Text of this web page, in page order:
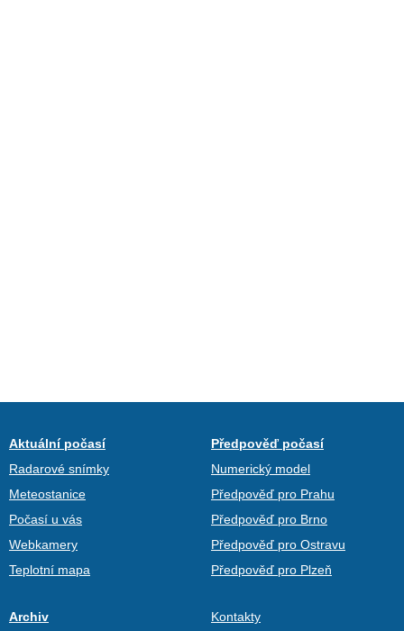
Aktuální počasí
Radarové snímky
Meteostanice
Počasí u vás
Webkamery
Teplotní mapa
Předpověď počasí
Numerický model
Předpověď pro Prahu
Předpověď pro Brno
Předpověď pro Ostravu
Předpověď pro Plzeň
Archiv Kontakty